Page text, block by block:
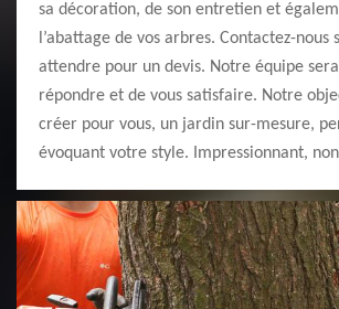
sa décoration, de son entretien et
l’abattage de vos arbres. Contactez-nous
attendre pour un devis. Notre équipe
répondre et de vous satisfaire. Notre
créer pour vous, un jardin sur-mesure,
évoquant votre style. Impressionnant,